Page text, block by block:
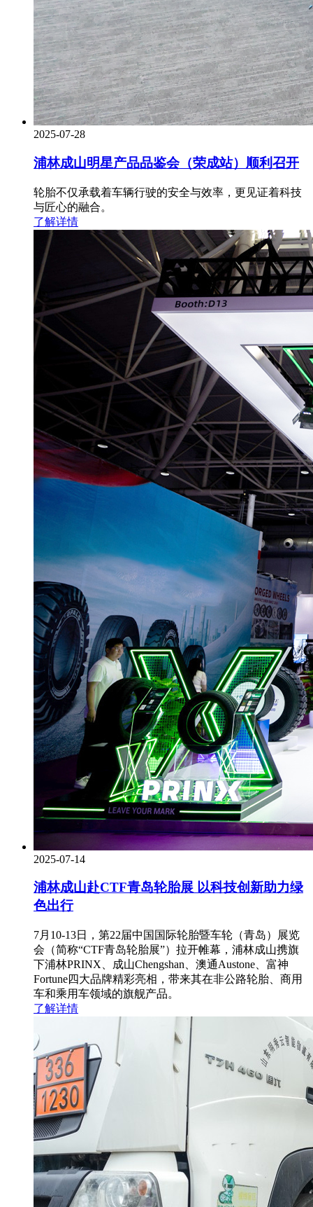
2025-07-28
浦林成山明星产品品鉴会（荣成站）顺利召开
轮胎不仅承载着车辆行驶的安全与效率，更见证着科技
与匠心的融合。
了解详情
2025-07-14
浦林成山赴CTF青岛轮胎展 以科技创新助力绿
色出行
7月10-13日，第22届中国国际轮胎暨车轮（青岛）展览
会（简称“CTF青岛轮胎展”）拉开帷幕，浦林成山携旗
下浦林PRINX、成山Chengshan、澳通Austone、富神
Fortune四大品牌精彩亮相，带来其在非公路轮胎、商用
车和乘用车领域的旗舰产品。
了解详情